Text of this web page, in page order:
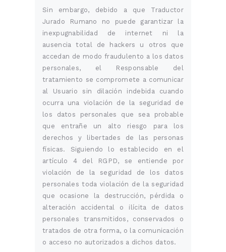
Sin embargo, debido a que Traductor
Jurado Rumano no puede garantizar la
inexpugnabilidad de internet ni la
ausencia total de hackers u otros que
accedan de modo fraudulento a los datos
personales, el Responsable del
tratamiento se compromete a comunicar
al Usuario sin dilación indebida cuando
ocurra una violación de la seguridad de
los datos personales que sea probable
que entrañe un alto riesgo para los
derechos y libertades de las personas
físicas. Siguiendo lo establecido en el
artículo 4 del RGPD, se entiende por
violación de la seguridad de los datos
personales toda violación de la seguridad
que ocasione la destrucción, pérdida o
alteración accidental o ilícita de datos
personales transmitidos, conservados o
tratados de otra forma, o la comunicación
o acceso no autorizados a dichos datos.